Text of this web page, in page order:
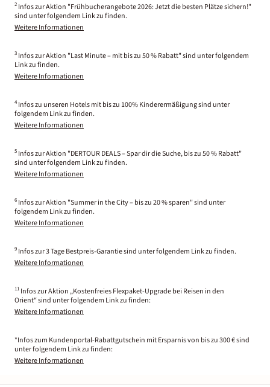
2 Infos zur Aktion "Frühbucherangebote 2026: Jetzt die besten Plätze sichern!"
sind unter folgendem Link zu finden.
Weitere Informationen
3 Infos zur Aktion "Last Minute – mit bis zu 50 % Rabatt" sind unter folgendem
Link zu finden.
Weitere Informationen
4 Infos zu unseren Hotels mit bis zu 100% Kinderermäßigung sind unter
folgendem Link zu finden.
Weitere Informationen
5 Infos zur Aktion "DERTOUR DEALS – Spar dir die Suche, bis zu 50 % Rabatt"
sind unter folgendem Link zu finden.
Weitere Informationen
6 Infos zur Aktion "Summer in the City – bis zu 20 % sparen" sind unter
folgendem Link zu finden.
Weitere Informationen
9 Infos zur 3 Tage Bestpreis-Garantie sind unter folgendem Link zu finden.
Weitere Informationen
11 Infos zur Aktion „Kostenfreies Flexpaket-Upgrade bei Reisen in den
Orient“ sind unter folgendem Link zu finden:
Weitere Informationen
*Infos zum Kundenportal-Rabattgutschein mit Ersparnis von bis zu 300 € sind
unter folgendem Link zu finden:
Weitere Informationen